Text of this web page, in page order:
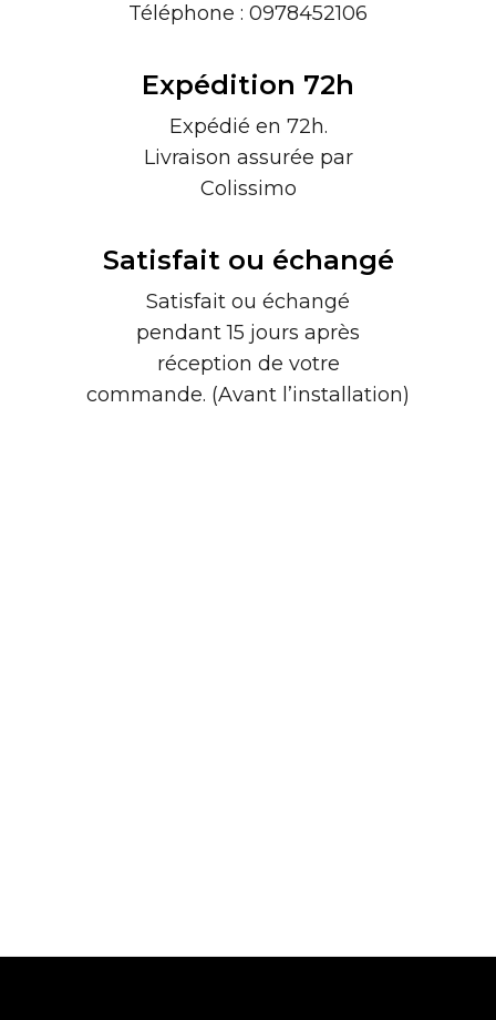
Téléphone : 0978452106
Expédition 72h
Expédié en 72h.
Livraison assurée par
Colissimo
Satisfait ou échangé
Satisfait ou échangé
pendant 15 jours après
réception de votre
commande. (Avant l’installation)